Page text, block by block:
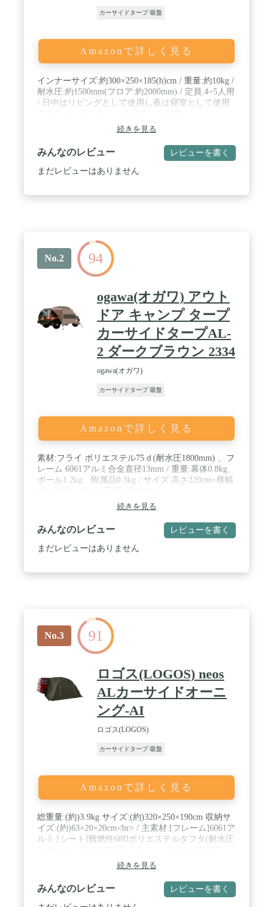
カーサイドタープ 吸盤
Amazonで詳しく見る
インナーサイズ:約300×250×185(h)cm / 重量:約10kg /
耐水圧:約1500mm(フロア:約2000mm) / 定員:4~5人用
/ 日中はリビングとして使用し夜は寝室として使用
続きを見る
みんなのレビュー レビューを書く
まだレビューはありません
No.2 94
ogawa(オガワ) アウト
ドア キャンプ タープ
カーサイドタープAL-
2 ダークブラウン 2334
ogawa(オガワ)
カーサイドタープ 吸盤
Amazonで詳しく見る
素材:フライ ポリエステル75ｄ(耐水圧1800mm) 、フ
レーム 6061アルミ合金直径13mm / 重量:幕体0.8kg、
ポール1.2kg、附属品0.3kg / サイズ:高さ220cm×横幅
ズ:53cm×13cm×13cm / 付属品:吸盤フック2個、アン
カーバック2個、ピン、収納袋 / 発売年・モデルイ
ヤー: 2021 / 部門名: ユニセックス大人
続きを見る
みんなのレビュー レビューを書く
まだレビューはありません
No.3 91
ロゴス(LOGOS) neos
ALカーサイドオーニ
ング-AI
ロゴス(LOGOS)
カーサイドタープ 吸盤
Amazonで詳しく見る
総重量:(約)3.9kg サイズ:(約)320×250×190cm 収納サ
イズ:(約)63×20×20cm<br> / 主素材:[フレーム]6061ア
ルミ [シート]難燃性68Dポリエステルタフタ(耐水圧
車体連結時、三方向から出入り可能。 / 車体連結用
吸盤ジョイント付き。(2個) / 当製品は吸盤ジョイン
トを使用して車体と連結いたします。吸盤ジョイン
ト間の幅は約180cmとなります。
続きを見る
みんなのレビュー レビューを書く